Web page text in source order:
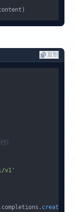
复制
）
v1'
. completions . create